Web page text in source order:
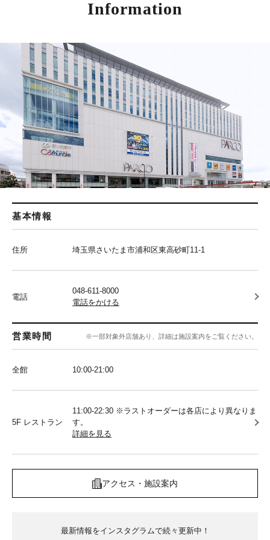
Information
基本情報
住所 埼玉県さいたま市浦和区東高砂町11-1
電話
048-611-8000
電話をかける
営業時間 ※一部対象外店舗あり、詳細は施設案内をご覧ください。
全館 10:00‐21:00
5F レストラン
11:00-22:30 ※ラストオーダーは各店により異なりま
す。
詳細を見る
アクセス・施設案内
最新情報をインスタグラムで続々更新中！